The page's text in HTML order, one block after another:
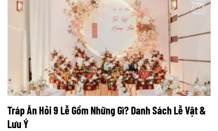
Tráp Ăn Hỏi 9 Lễ Gồm Những Gì? Danh Sách Lễ Vật &
Lưu Ý